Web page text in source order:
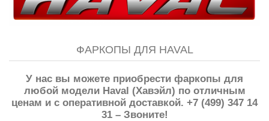
ФАРКОПЫ ДЛЯ HAVAL
У нас вы можете приобрести фаркопы для
любой модели Haval (Хавэйл) по отличным
ценам и с оперативной доставкой. +7 (499) 347 14
31 – Звоните!